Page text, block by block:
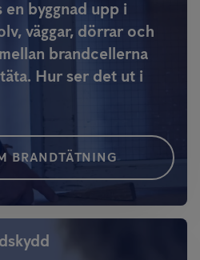
byggnad upp i
väggar, dörrar och
brandcellerna
Hur ser det ut i
BRANDTÄTNING